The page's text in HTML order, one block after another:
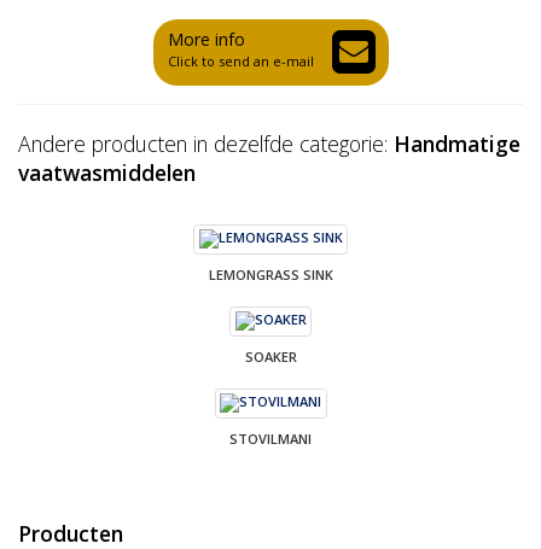
More info
Click to send an e-mail
Andere producten in dezelfde categorie: Handmatige
vaatwasmiddelen
LEMONGRASS SINK
SOAKER
STOVILMANI
Producten